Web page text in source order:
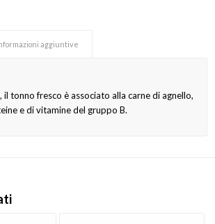
aggiuntive
il tonno fresco è associato alla carne di agnello,
e di vitamine del gruppo B.